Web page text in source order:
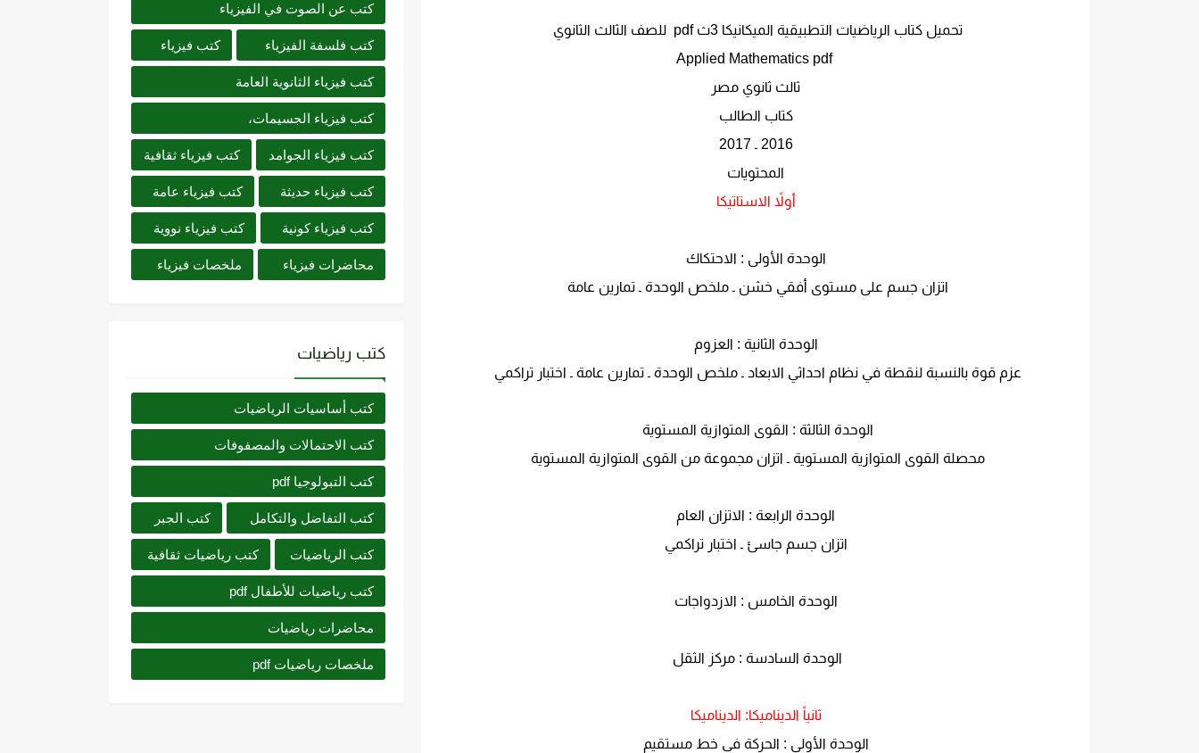
تحميل كتاب الرياضيات التطبيقية الميكانيكا 3ث pdf للصف الثالث الثانوي
Applied Mathematics pdf
ثالث ثانوي مصر
كتاب الطالب
2016 ـ 2017
المحتويات
أولاً الاستاتيكا
الوحدة الأولى : الاحتكاك
اتزان جسم على مستوى أفقي خشن ـ ملخص الوحدة ـ تمارين عامة
الوحدة الثانية : العزوم
عزم قوة بالنسبة لنقطة في نظام احداثي الابعاد ـ ملخص الوحدة ـ تمارين عامة ـ اختبار تراكمي
الوحدة الثالثة : القوى المتوازية المستوية
محصلة القوى المتوازية المستوية ـ اتزان مجموعة من القوى المتوازية المستوية
الوحدة الرابعة : الاتزان العام
اتزان جسم جاسئ ـ اختبار تراكمي
الوحدة الخامس : الازدواجات
الوحدة السادسة : مركز الثقل
ثانياً الديناميكا: الديناميكا
الوحدة الأولى : الحركة في خط مستقيم
كتب عن الصوت في الفيزياء
كتب فلسفة الفيزياء كتب فيزياء
كتب فيزياء الثانوية العامة
كتب فيزياء الجسيمات،
كتب فيزياء الجوامد كتب فيزياء ثقافية
كتب فيزياء حديثة كتب فيزياء عامة
كتب فيزياء كونية كتب فيزياء نووية
محاضرات فيزياء ملخصات فيزياء
كتب رياضيات
كتب أساسيات الرياضيات
كتب الاحتمالات والمصفوفات
كتب التبولوجيا pdf
كتب التفاضل والتكامل كتب الجبر
كتب الرياضيات كتب رياضيات ثقافية
كتب رياضيات للأطفال pdf
محاضرات رياضيات
ملخصات رياضيات pdf